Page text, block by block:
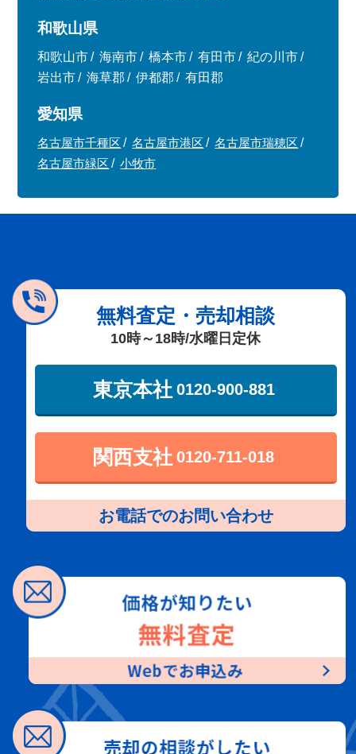
和歌山県
和歌山市 海南市 橋本市 有田市
紀の川市
岩出市
海草郡 伊都郡 有田郡
愛知県
名古屋市千種区 名古屋市港区
名古屋市瑞穂区
名古屋市緑区
小牧市
無料査定・売却相談
10時～18時/水曜日定休
東京本社 0120-900-881
関西支社 0120-711-018
お電話でのお問い合わせ